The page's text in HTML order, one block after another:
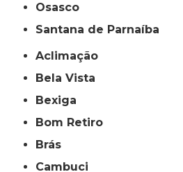
Osasco
Santana de Parnaíba
Aclimação
Bela Vista
Bexiga
Bom Retiro
Brás
Cambuci